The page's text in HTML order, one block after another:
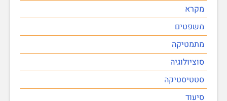
מקרא
משפטים
מתמטיקה
סוציולוגיה
סטטיסטיקה
סיעוד